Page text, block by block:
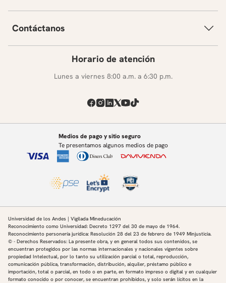
Contáctanos
Horario de atención
Lunes a viernes 8:00 a.m. a 6:30 p.m.
Medios de pago y sitio seguro
Te presentamos algunos medios de pago
Universidad de los Andes | Vigilada Mineducación
Reconocimiento como Universidad: Decreto 1297 del 30 de mayo de 1964.
Reconocimiento personería jurídica: Resolución 28 del 23 de febrero de 1949 Minjusticia.
© - Derechos Reservados: La presente obra, y en general todos sus contenidos, se
encuentran protegidos por las normas internacionales y nacionales vigentes sobre
propiedad Intelectual, por lo tanto su utilización parcial o total, reproducción,
comunicación pública, transformación, distribución, alquiler, préstamo público e
importación, total o parcial, en todo o en parte, en formato impreso o digital y en cualquier
formato conocido o por conocer, se encuentran prohibidos, y solo serán lícitos en la